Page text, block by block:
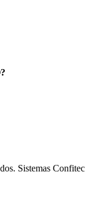
Sistemas Confitec